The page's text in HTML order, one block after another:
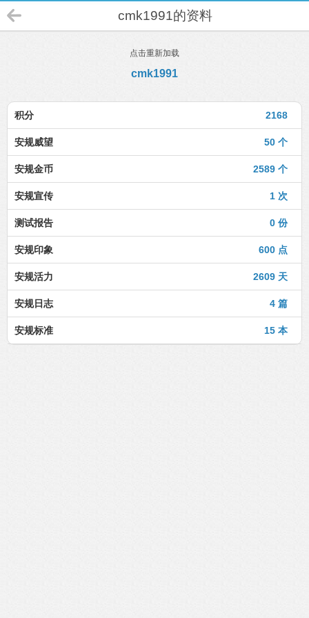
cmk1991的资料
点击重新加载
cmk1991
2168
积分
50 个
安规威望
2589 个
安规金币
1 次
安规宣传
0 份
测试报告
600 点
安规印象
2609 天
安规活力
4 篇
安规日志
15 本
安规标准